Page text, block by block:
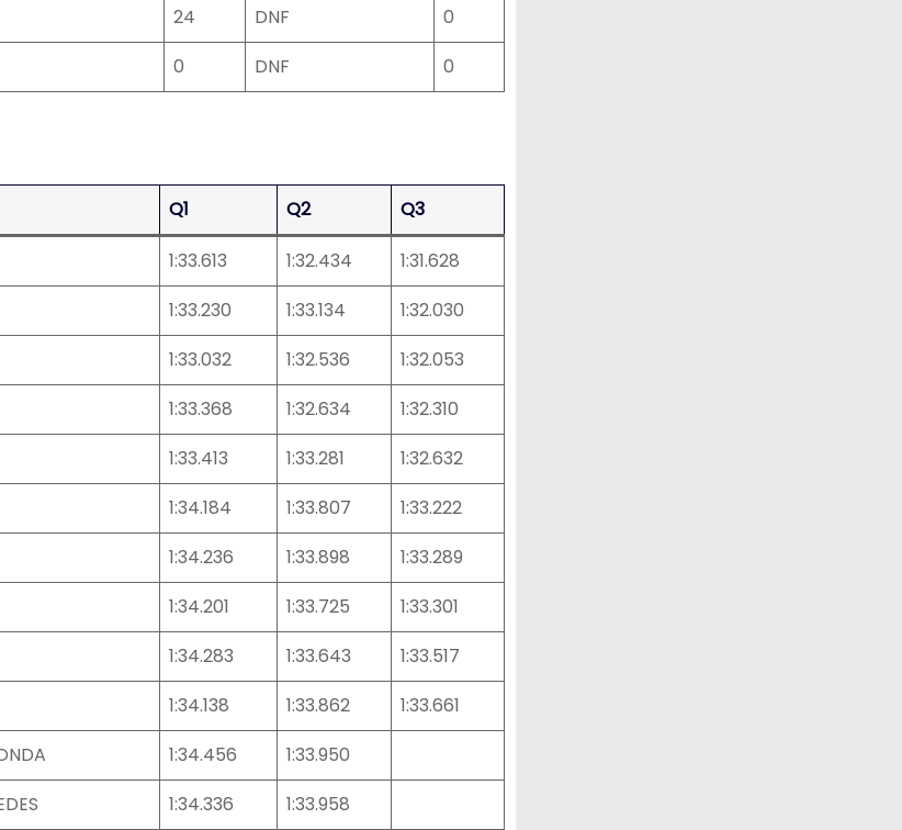
24 DNF
0
0 DNF 0
Q1 Q2 Q3
1:33.613 1:32.434
1:31.628
1:33.230 1:33.134
1:32.030
1:33.032 1:32.536
1:32.053
1:33.368 1:32.634
1:32.310
1:33.413 1:33.281
1:32.632
1:34.184 1:33.807
1:33.222
1:34.236 1:33.898
1:33.289
1:34.201 1:33.725
1:33.301
1:34.283 1:33.643
1:33.517
1:34.138 1:33.862
1:33.661
1:34.456
1:33.950
1:34.336
1:33.958